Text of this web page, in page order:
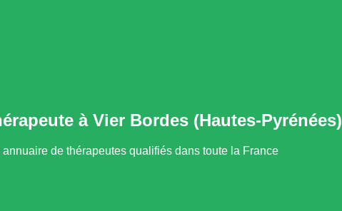
à Vier Bordes (Hautes-Pyrénées)
annuaire de thérapeutes qualifiés dans toute la France